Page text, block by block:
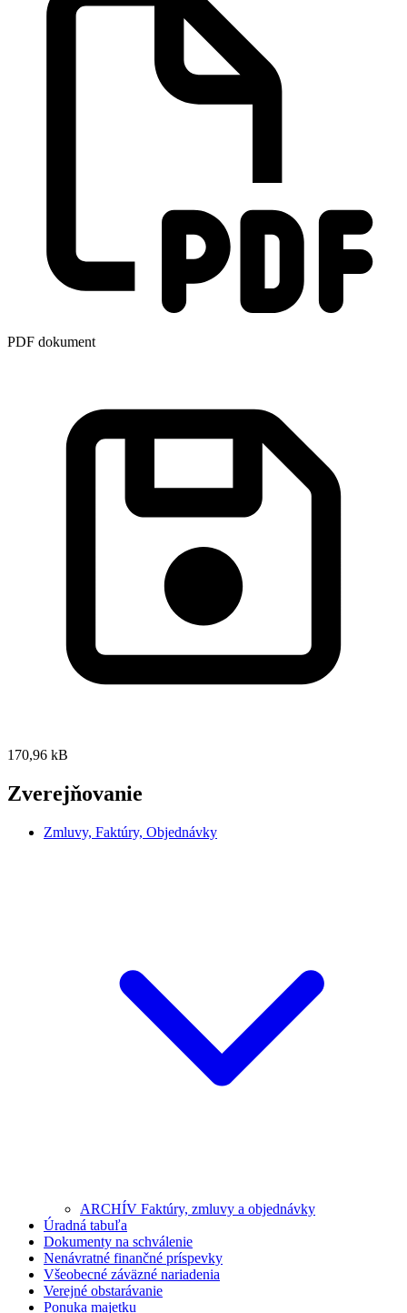
PDF dokument
170,96 kB
Zverejňovanie
Zmluvy, Faktúry, Objednávky
ARCHÍV Faktúry, zmluvy a objednávky
Úradná tabuľa
Dokumenty na schválenie
Nenávratné finančné príspevky
Všeobecné záväzné nariadenia
Verejné obstarávanie
Ponuka majetku